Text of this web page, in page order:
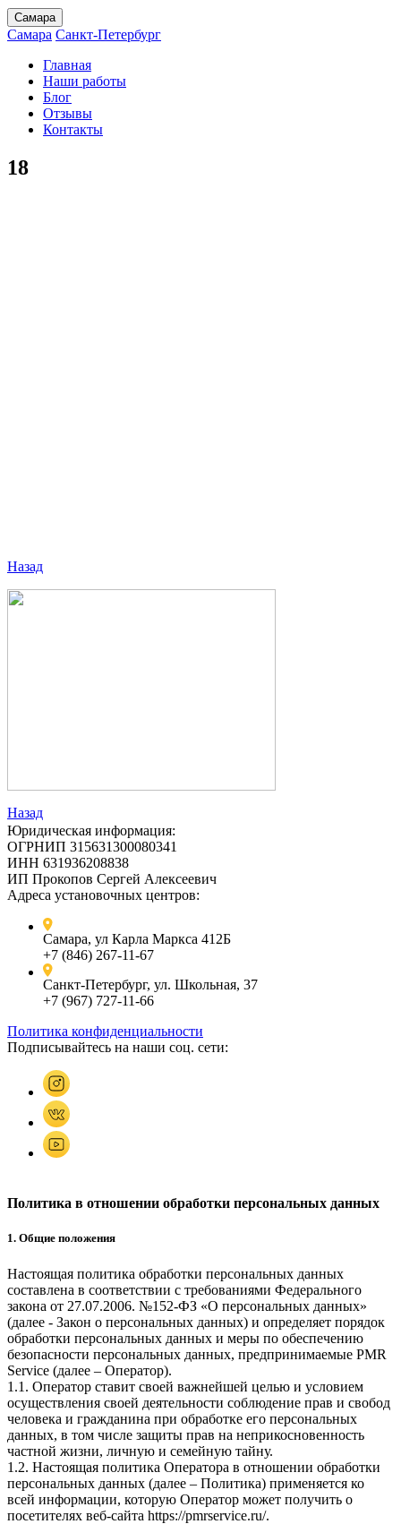
Самара
Самара Санкт-Петербург
Главная
Наши работы
Блог
Отзывы
Контакты
18
Назад
Назад
Юридическая информация:
ОГРНИП 315631300080341
ИНН 631936208838
ИП Прокопов Сергей Алексеевич
Адреса установочных центров:
Самара, ул Карла Маркса 412Б
+7 (846) 267-11-67
Санкт-Петербург, ул. Школьная, 37
+7 (967) 727-11-66
Политика конфиденциальности
Подписывайтесь на наши соц. сети:
Политика в отношении обработки персональных данных
1. Общие положения
Настоящая политика обработки персональных данных
составлена в соответствии с требованиями Федерального
закона от 27.07.2006. №152-ФЗ «О персональных данных»
(далее - Закон о персональных данных) и определяет порядок
обработки персональных данных и меры по обеспечению
безопасности персональных данных, предпринимаемые PMR
Service (далее – Оператор).
1.1. Оператор ставит своей важнейшей целью и условием
осуществления своей деятельности соблюдение прав и свобод
человека и гражданина при обработке его персональных
данных, в том числе защиты прав на неприкосновенность
частной жизни, личную и семейную тайну.
1.2. Настоящая политика Оператора в отношении обработки
персональных данных (далее – Политика) применяется ко
всей информации, которую Оператор может получить о
посетителях веб-сайта https://pmrservice.ru/.